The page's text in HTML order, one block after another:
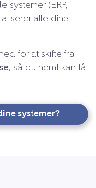
systemer (ERP,
alle dine
for at skifte fra
, så du nemt kan få
systemer?